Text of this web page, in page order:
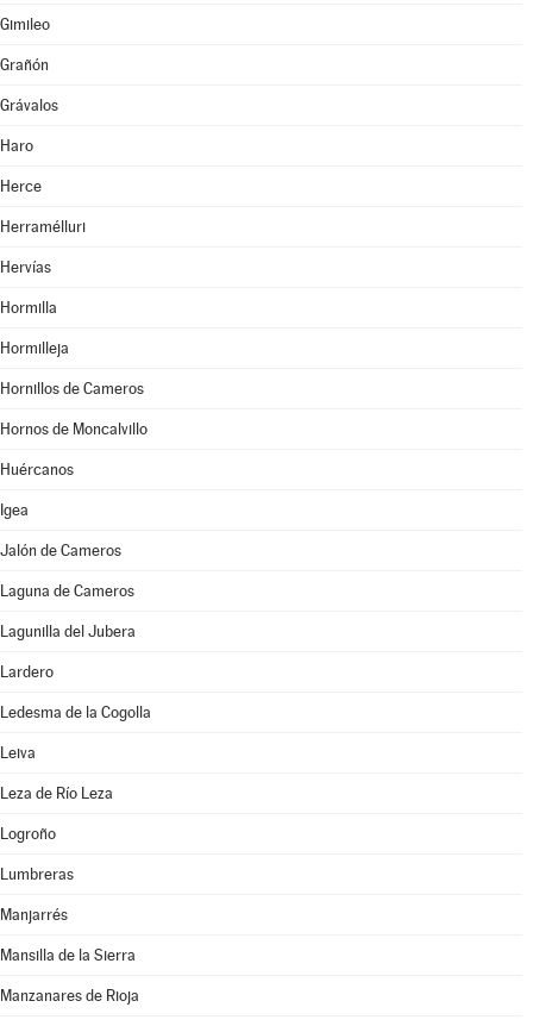
Gimileo
Grañón
Grávalos
Haro
Herce
Herramélluri
Hervías
Hormilla
Hormilleja
Hornillos de Cameros
Hornos de Moncalvillo
Huércanos
Igea
Jalón de Cameros
Laguna de Cameros
Lagunilla del Jubera
Lardero
Ledesma de la Cogolla
Leiva
Leza de Río Leza
Logroño
Lumbreras
Manjarrés
Mansilla de la Sierra
Manzanares de Rioja